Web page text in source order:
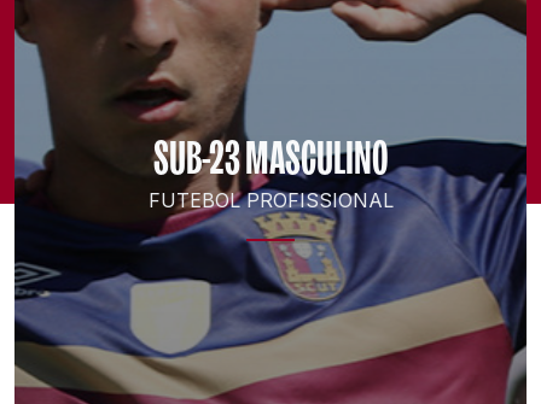
SUB-23 MASCULINO
FUTEBOL PROFISSIONAL